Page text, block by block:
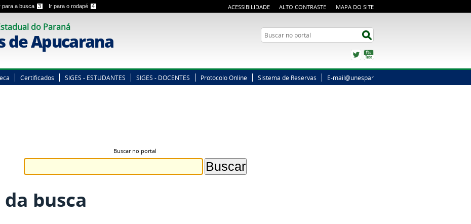
para a busca 3 Ir para o rodapé 4 ACESSIBILIDADE ALTO CONTRASTE MAPA DO SITE
do Paraná
de Apucarana Busca
Twitter
Certificados SIGES - ESTUDANTES SIGES - DOCENTES Protocolo Online Sistema de Reservas E-mail@unespar
Buscar no portal
busca